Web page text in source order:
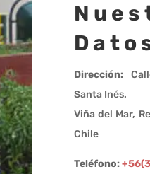
Dirección:
Santa Inés.
Viña del Mar,
Chile
Teléfono: